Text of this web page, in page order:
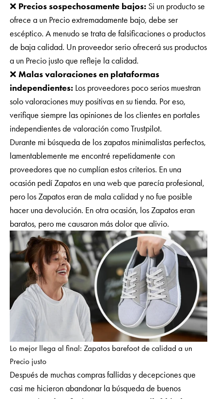
❌ Precios sospechosamente bajos: Si un producto se
ofrece a un Precio extremadamente bajo, debe ser
escéptico. A menudo se trata de falsificaciones o productos
de baja calidad. Un proveedor serio ofrecerá sus productos
a un Precio justo que refleje la calidad.
❌ Malas valoraciones en plataformas
independientes: Los proveedores poco serios muestran
solo valoraciones muy positivas en su tienda. Por eso,
verifique siempre las opiniones de los clientes en portales
independientes de valoración como Trustpilot.
Durante mi búsqueda de los zapatos minimalistas perfectos,
lamentablemente me encontré repetidamente con
proveedores que no cumplían estos criterios. En una
ocasión pedí Zapatos en una web que parecía profesional,
pero los Zapatos eran de mala calidad y no fue posible
hacer una devolución. En otra ocasión, los Zapatos eran
baratos, pero me causaron más dolor que alivio.
Lo mejor llega al final: Zapatos barefoot de calidad a un
Precio justo
Después de muchas compras fallidas y decepciones que
casi me hicieron abandonar la búsqueda de buenos